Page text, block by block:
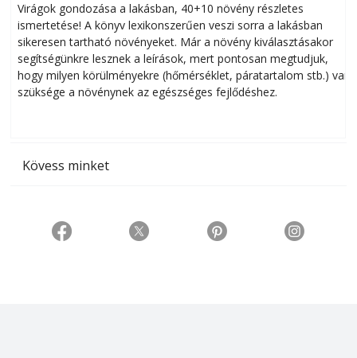
Virágok gondozása a lakásban, 40+10 növény részletes
ismertetése! A könyv lexikonszerűen veszi sorra a lakásban
sikeresen tart­ha­tó növényeket. Már a növény kiválasztásakor
segítségünkre lesznek a leírások, mert pontosan megtudjuk,
hogy milyen körülményekre (hőmérséklet, páratartalom stb.) van
szüksége a növénynek az egészséges fejlődéshez.
Kövess minket